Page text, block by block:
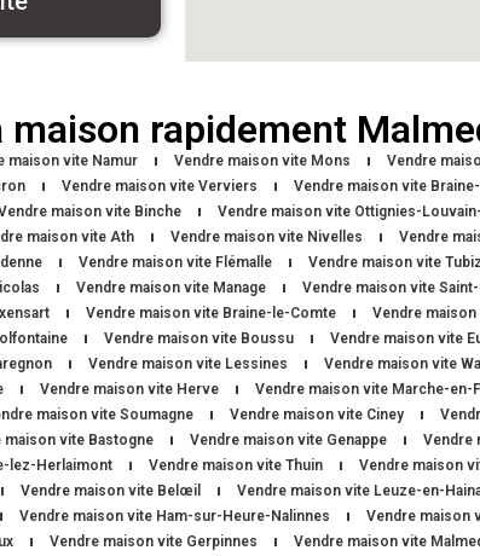
maison rapidement
maison vite Namur Vendre maison vite Mons Vendre
Vendre maison vite Verviers Vendre maison vite Braine-
maison vite Binche Vendre maison vite Ottignies-
maison vite Ath Vendre maison vite Nivelles Vendre
Vendre maison vite Flémalle Vendre maison vite
Vendre maison vite Manage Vendre maison vite
Vendre maison vite Braine-le-Comte Vendre
Vendre maison vite Boussu Vendre maison vite
Vendre maison vite Lessines Vendre maison vite
Vendre maison vite Herve Vendre maison vite Marche-en-
maison vite Soumagne Vendre maison vite Ciney
maison vite Bastogne Vendre maison vite Genappe Vendre
lez-Herlaimont Vendre maison vite Thuin Vendre maison
Vendre maison vite Belœil Vendre maison vite Leuze-en-
Vendre maison vite Ham-sur-Heure-Nalinnes Vendre maison
Vendre maison vite Gerpinnes Vendre maison vite